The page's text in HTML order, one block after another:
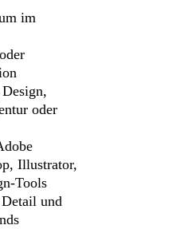
im
oder
Illustrator,
Tools
und